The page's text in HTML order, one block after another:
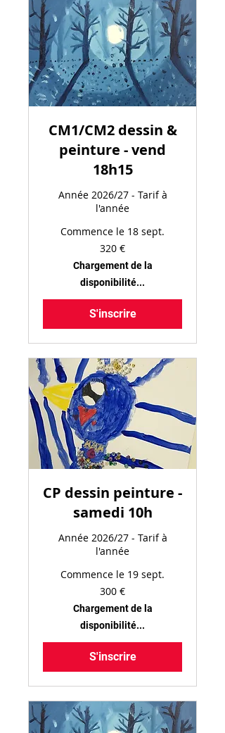
CM1/CM2 dessin &
peinture - vend
18h15
Année 2026/27 - Tarif à
l'année
Commence le 18 sept.
320 €
Chargement de la
disponibilité...
S'inscrire
CP dessin peinture -
samedi 10h
Année 2026/27 - Tarif à
l'année
Commence le 19 sept.
300 €
Chargement de la
disponibilité...
S'inscrire